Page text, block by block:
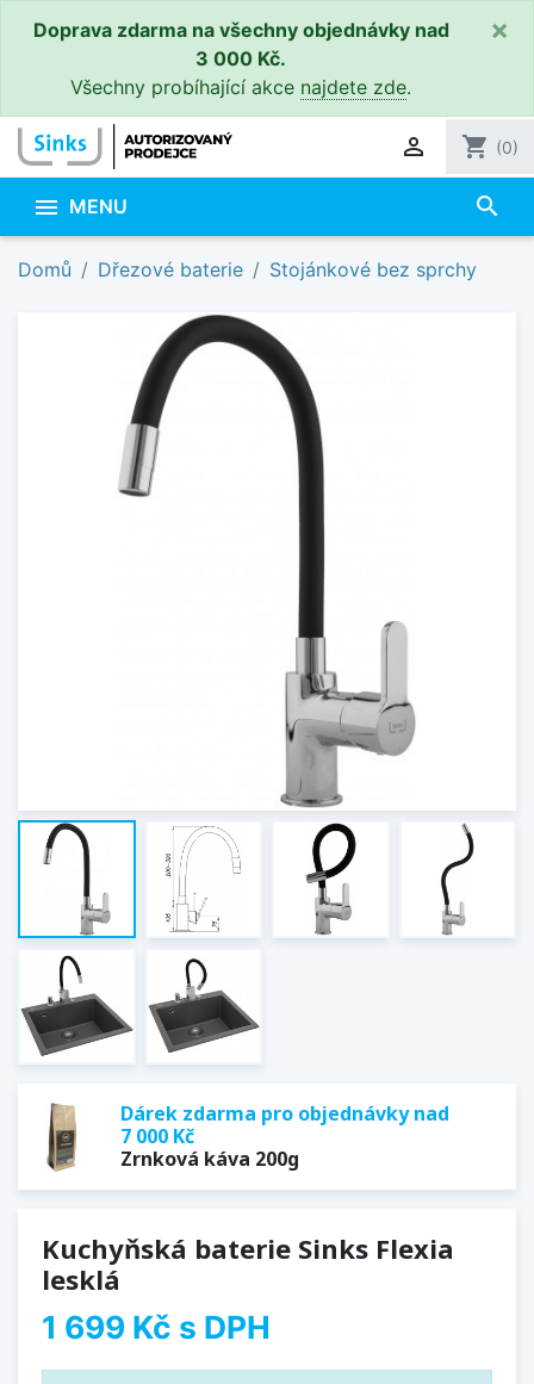
Doprava zdarma na všechny objednávky nad
3 000 Kč.
Všechny probíhající akce najdete zde.
×
 shopping_cart (0)
 MENU search
Domů Dřezové baterie Stojánkové bez sprchy
Dárek zdarma pro objednávky nad
7 000 Kč
Zrnková káva 200g
Kuchyňská baterie Sinks Flexia
lesklá
1 699 Kč s DPH